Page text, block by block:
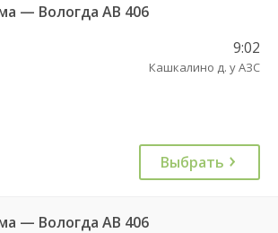
— Вологда АВ 406
9:02
Кашкалино д. у АЗС
Выбрать
— Вологда АВ 406